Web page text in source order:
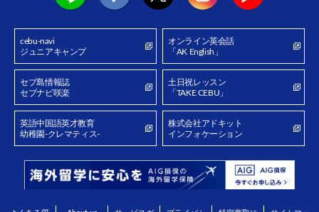
cebu-navi
ジュニアキャンプ
オンライン英会話
「AK English」
セブ島情報誌
セブナビ咲楽
土日祝レッスン
「TAKE CEBU」
英語中国語英才教育
幼稚園-クレマティス-
株式会社アドキット
インフォケーション